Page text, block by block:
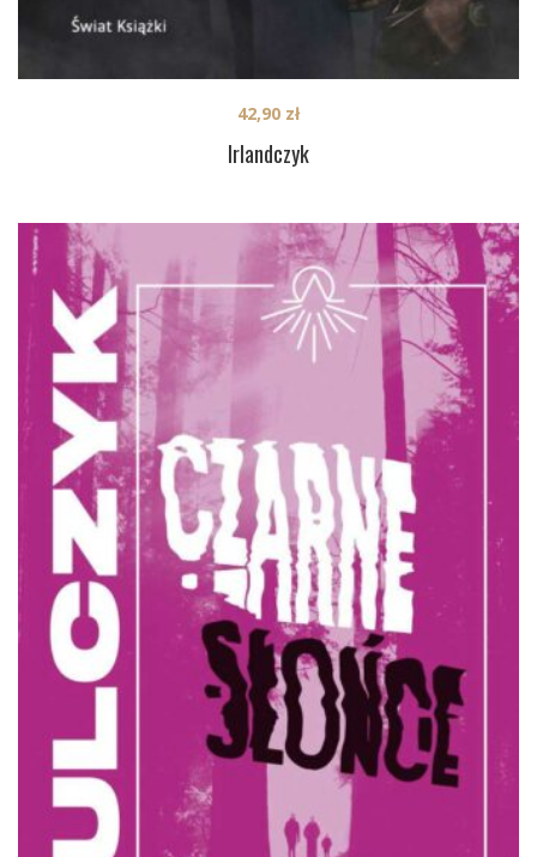
Irlandczyk
42,90 zł